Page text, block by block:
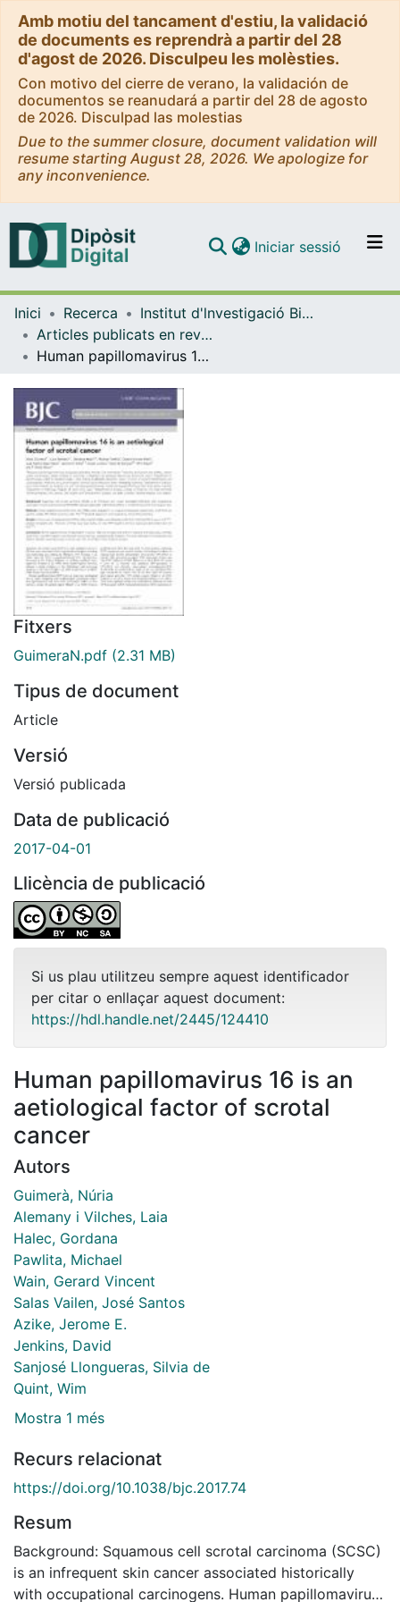
Amb motiu del tancament d'estiu, la validació
de documents es reprendrà a partir del 28
d'agost de 2026. Disculpeu les molèsties.
Con motivo del cierre de verano, la validación de
documentos se reanudará a partir del 28 de agosto
de 2026. Disculpad las molestias
Due to the summer closure, document validation will
resume starting August 28, 2026. We apologize for
any inconvenience.
Navega per tot el DD
Com publicar
Iniciar sessió (current)
Inici Recerca
Institut d'lnvestigació Biomèdica de Bellvitge (IDIBELL)
Articles publicats en revistes (Institut d'lnvestigació Biomèdica de Bellvitge (IDIBELL))
Human papillomavirus 16 is an aetiological factor of scrotal cancer
Fitxers
GuimeraN.pdf (2.31 MB)
Tipus de document
Article
Versió
Versió publicada
Data de publicació
2017-04-01
Llicència de publicació
Si us plau utilitzeu sempre aquest identificador
per citar o enllaçar aquest document:
https://hdl.handle.net/2445/124410
Human papillomavirus 16 is an
aetiological factor of scrotal
cancer
Autors
Guimerà, Núria
Alemany i Vilches, Laia
Halec, Gordana
Pawlita, Michael
Wain, Gerard Vincent
Salas Vailen, José Santos
Azike, Jerome E.
Jenkins, David
Sanjosé Llongueras, Silvia de
Quint, Wim
Mostra 1 més
Recurs relacionat
https://doi.org/10.1038/bjc.2017.74
Resum
Background: Squamous cell scrotal carcinoma (SCSC)
is an infrequent skin cancer associated historically
with occupational carcinogens. Human papillomavirus